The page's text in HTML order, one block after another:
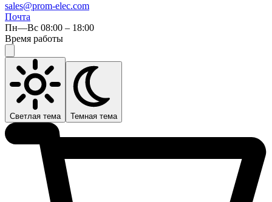
sales@prom-elec.com
Почта
Пн—Вс 08:00 – 18:00
Время работы
Светлая тема Темная тема